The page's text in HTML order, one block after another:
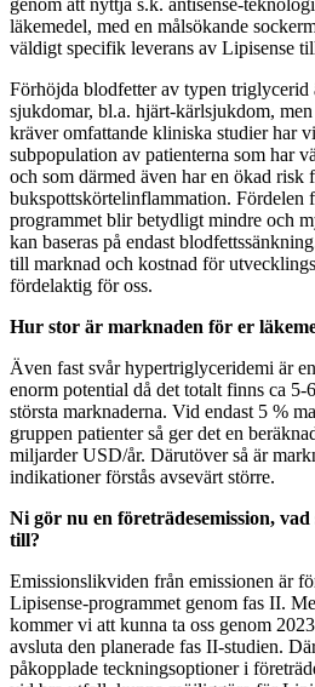
läkemedel, med en målsökande
väldigt specifik leverans av Lipisense
Förhöjda blodfetter av typen triglycerid
sjukdomar, bl.a. hjärt-kärlsjukdom,
kräver omfattande kliniska studier har
subpopulation av patienterna som har
och som därmed även har en ökad risk
bukspottskörtelinflammation. Fördelen
programmet blir betydligt mindre och
kan baseras på endast
till marknad och kostnad för
fördelaktig för oss.
Hur stor är marknaden för er
Även fast svår hypertriglyceridemi är
enorm potential då det totalt finns ca
största marknaderna. Vid endast 5 %
gruppen patienter så ger det en
miljarder USD/år. Därutöver så är
indikationer förstås avsevärt större.
Ni gör nu en företrädesemission,
till?
Emissionslikviden från emissionen är
Lipisense-programmet genom fas II.
kommer vi att kunna ta oss genom
avsluta den planerade fas II-studien.
påkopplade teckningsoptioner i